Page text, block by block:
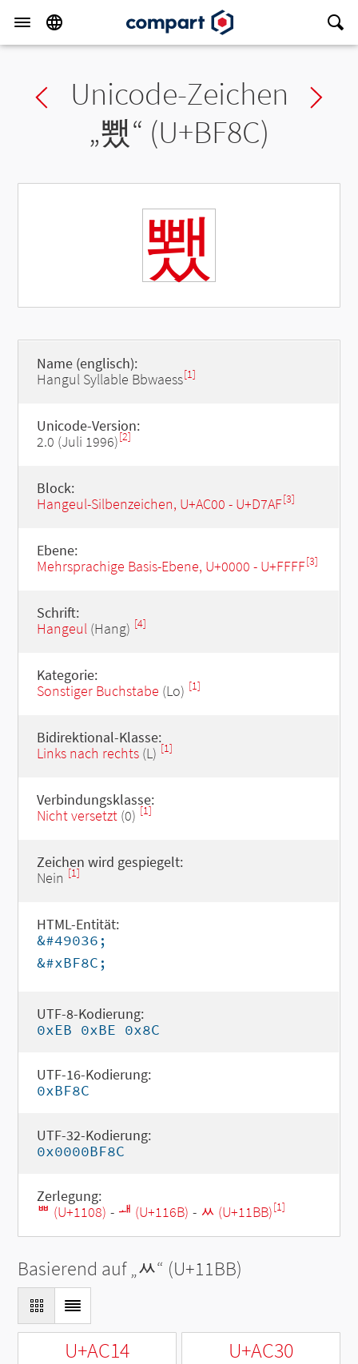
Previous char
Unicode-Zeichen
„뾌“ (U+BF8C)
뾌
Name (englisch):
Hangul Syllable Bbwaess[1]
Unicode-Version:
2.0 (Juli 1996)[2]
Block:
Hangeul-Silbenzeichen, U+AC00 - U+D7AF[3]
Ebene:
Mehrsprachige Basis-Ebene, U+0000 - U+FFFF[3]
Schrift:
Hangeul(Hang) [4]
Kategorie:
Sonstiger Buchstabe (Lo) [1]
Bidirektional-Klasse:
Links nach rechts(L) [1]
Verbindungsklasse:
Nicht versetzt(0) [1]
Zeichen wird gespiegelt:
Nein [1]
HTML-Entität:
&#49036;
&#xBF8C;
UTF-8-Kodierung:
0xEB 0xBE 0x8C
UTF-16-Kodierung:
0xBF8C
UTF-32-Kodierung:
0x0000BF8C
Zerlegung:
ᄈ (U+1108) - ᅫ (U+116B) - ᆻ (U+11BB)[1]
Basierend auf „ᆻ“ (U+11BB)
U+AC14 U+AC30